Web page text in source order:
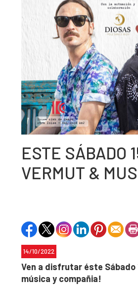
ESTE SÁBADO
VERMUT &
14/10/2022
Ven a disfrutar éste Sábado
música y compañia!